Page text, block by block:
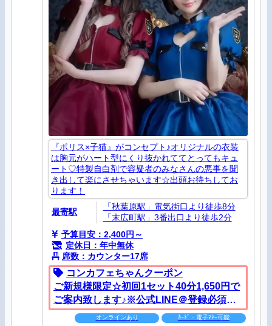
『ポリス×子猫』がコンセプト♪オリジナルの衣装
は胸元がハート型にくり抜かれててとってもキュ
ート♡特製自白剤で容疑者のみなさんの悪事を聞
き出して楽にさせちゃいます☆出頭お待ちしてお
ります！
最寄駅
「秋葉原駅」電気街口より徒歩8分
「末広町駅」3番出口より徒歩2分
予算目安：2,400円～
定休日：年中無休
席数：カウンター17席
コンカフェちゃんクーポン
ご新規様限定☆初回1セット40分1,650円で
ご案内致します♪※公式LINE＠登録必須。
別途+10%のサービス料を頂戴しておりま
オンラインあり
ｶｰﾄﾞ・電子ﾏﾈｰ可能